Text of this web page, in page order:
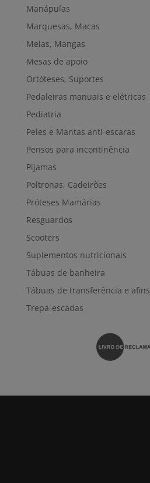
Manápulas
Marquesas, Macas
Meias, Mangas
Mesas de apoio
Ortóteses, Suportes
Pedaleiras manuais e elétricas
Pediatria
Peles e Mantas anti-escaras
Pensos para incontinência
Pijamas
Poltronas, Cadeirões
Próteses Mamárias
Resguardos
Scooters
Suplementos nutricionais
Tábuas de banheira
Tábuas de transferência e afins
Trepa-escadas